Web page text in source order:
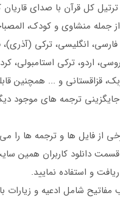
کل قرآن با صداي
جمله منشاوي و کودک،
انگليسي، ترکي (آذري)،
اردو، ترکي استامبولي،
قزاقستاني و ... همچنین
ترجمه هاي موجود
از فایل ها و ترجمه ها را می
قسمت دانلود کاربران همین
و استفاده نمایید.
شامل ادعيه و زيارات